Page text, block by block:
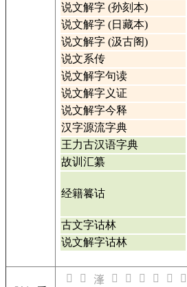
说文解字 (孙刻本)
说文解字 (日藏本)
说文解字 (汲古阁)
说文系传
说文解字句读
说文解字义证
说文解字今释
汉字源流字典
王力古汉语字典
故训汇纂
经籍籑诂
古文字诂林
说文解字诂林
𣺽 𣺾 𣺿 𣻀 𣻁 𣻂 𣻄 𣻅 𣻆